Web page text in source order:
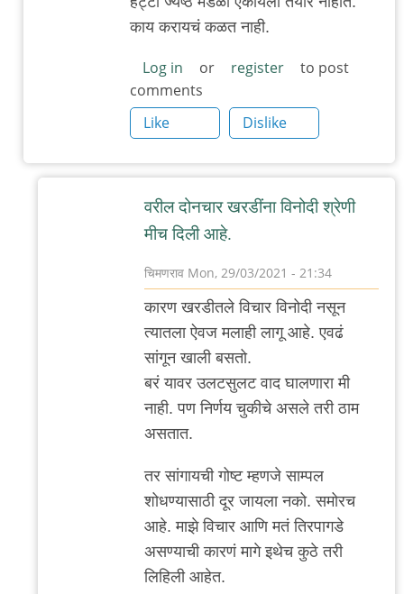
काय करायचं कळत नाही.
Log in or register
to post
comments
Like
Dislike
वरील दोनचार खरडींना विनोदी श्रेणी
मीच दिली आहे.
चिमणराव Mon, 29/03/2021 - 21:34
to
+१
चिक्कर
अस्वल
कारण खरडीतले विचार विनोदी नसून
त्यातला ऐवज मलाही लागू आहे. एवढं
सांगून खाली बसतो.
बरं यावर उलटसुलट वाद घालणारा मी
नाही. पण निर्णय चुकीचे असले तरी ठाम
असतात.
तर सांगायची गोष्ट म्हणजे साम्पल
शोधण्यासाठी दूर जायला नको. समोरच
आहे. माझे विचार आणि मतं तिरपागडे
असण्याची कारणं मागे इथेच कुठे तरी
लिहिली आहेत.